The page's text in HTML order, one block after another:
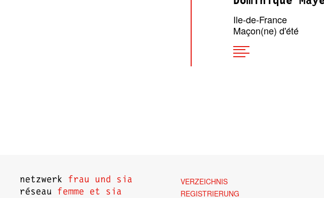
Ile-de-France
Maçon(ne) d'été
VERZEICHNIS
REGISTRIERUNG